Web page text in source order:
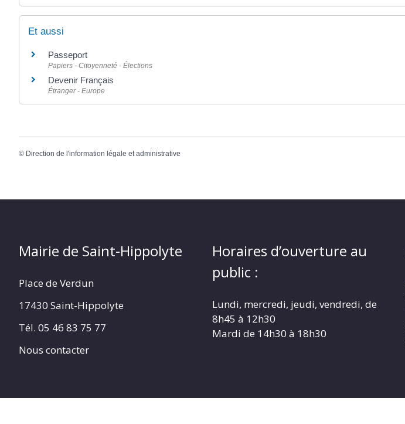
Et aussi
Passeport
Papiers - Citoyenneté - Élections
Devenir Français
Étranger - Europe
© Direction de l'information légale et administrative
Mairie de Saint-Hippolyte
Place de Verdun
17430 Saint-Hippolyte
Tél. 05 46 83 75 77
Nous contacter
Horaires d’ouverture au
public :
Lundi, mercredi, jeudi, vendredi, de
8h45 à 12h30
Mardi de 14h30 à 18h30